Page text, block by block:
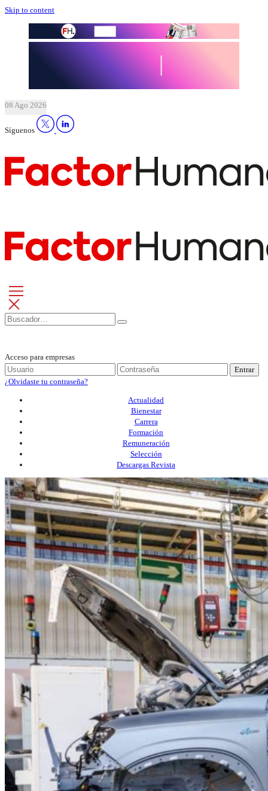
Skip to content
08 Ago 2026
Síguenos
Acceso para empresas
Entrar
¿Olvidaste tu contraseña?
Actualidad
Bienestar
Carrera
Formación
Remuneración
Selección
Descargas Revista